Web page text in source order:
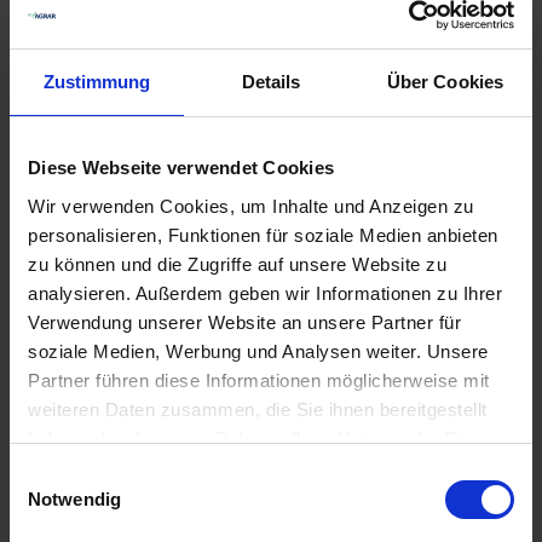
Zustimmung Details Über Cookies
Diese Webseite verwendet Cookies
Wir verwenden Cookies, um Inhalte und Anzeigen zu
personalisieren, Funktionen für soziale Medien anbieten
zu können und die Zugriffe auf unsere Website zu
analysieren. Außerdem geben wir Informationen zu Ihrer
Verwendung unserer Website an unsere Partner für
soziale Medien, Werbung und Analysen weiter. Unsere
Partner führen diese Informationen möglicherweise mit
weiteren Daten zusammen, die Sie ihnen bereitgestellt
haben oder die sie im Rahmen Ihrer Nutzung der Dienste
Notwendig
GRANIT
Klingenschraube mit
Sicherungsmutter
zzgl. MwSt.
25,99 € / St
IN DEN
WARENKORB
GRANIT Messerhalter
zzgl. MwSt.
23,99 € / St
IN DEN
Anmelden für Ihren persönlichen Preis
21,14 €